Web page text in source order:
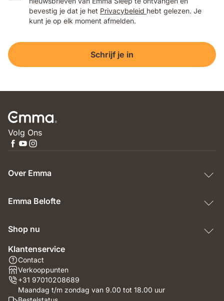
bevestig je dat je het Privacybeleid hebt gelezen. Je
kunt je op elk moment afmelden.
Schrijf je in
Volg Ons
Over Emma
Emma Belofte
Shop nu
Klantenservice
Contact
Verkooppunten
+31 97010208689
Maandag t/m zondag van 9.00 tot 18.00 uur